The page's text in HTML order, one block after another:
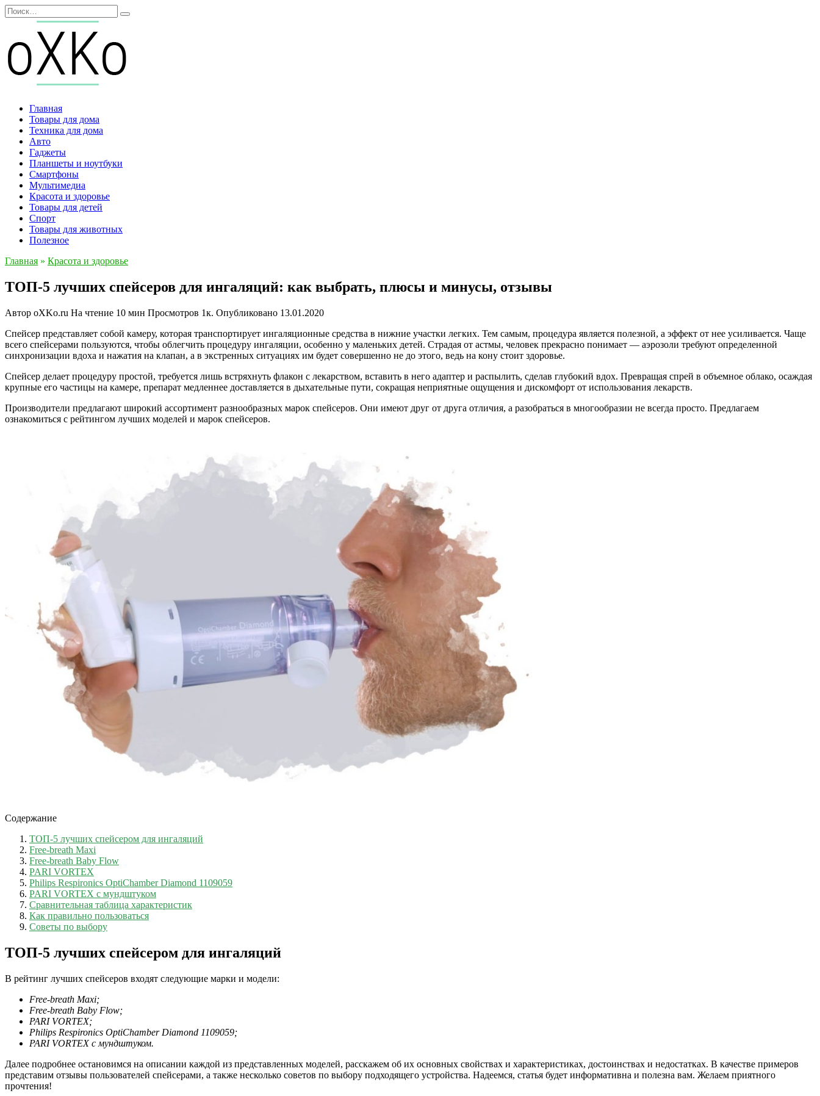
Перейти
к
содержанию
Search
for:
Главная
Товары для дома
Техника для дома
Авто
Гаджеты
Планшеты и ноутбуки
Смартфоны
Мультимедиа
Красота и здоровье
Товары для детей
Спорт
Товары для животных
Полезное
Главная » Красота и здоровье
ТОП-5 лучших спейсеров для ингаляций: как выбрать, плюсы и минусы, отзывы
Автор oXKo.ru На чтение 10 мин Просмотров 1к. Опубликовано 13.01.2020
Спейсер представляет собой камеру, которая транспортирует ингаляционные средства в нижние участки легких. Тем самым, процедура является полезной, а эффект от нее усиливается. Чаще
всего спейсерами пользуются, чтобы облегчить процедуру ингаляции, особенно у маленьких детей. Страдая от астмы, человек прекрасно понимает — аэрозоли требуют определенной
синхронизации вдоха и нажатия на клапан, а в экстренных ситуациях им будет совершенно не до этого, ведь на кону стоит здоровье.
Спейсер делает процедуру простой, требуется лишь встряхнуть флакон с лекарством, вставить в него адаптер и распылить, сделав глубокий вдох. Превращая спрей в объемное облако, осаждая
крупные его частицы на камере, препарат медленнее доставляется в дыхательные пути, сокращая неприятные ощущения и дискомфорт от использования лекарств.
Производители предлагают широкий ассортимент разнообразных марок спейсеров. Они имеют друг от друга отличия, а разобраться в многообразии не всегда просто. Предлагаем
ознакомиться с рейтингом лучших моделей и марок спейсеров.
Содержание
ТОП-5 лучших спейсером для ингаляций
Free-breath Maxi
Free-breath Baby Flow
PARI VORTEX
Philips Respironics OptiChamber Diamond 1109059
PARI VORTEX с мундштуком
Сравнительная таблица характеристик
Как правильно пользоваться
Советы по выбору
ТОП-5 лучших спейсером для ингаляций
В рейтинг лучших спейсеров входят следующие марки и модели:
Free-breath Maxi;
Free-breath Baby Flow;
PARI VORTEX;
Philips Respironics OptiChamber Diamond 1109059;
PARI VORTEX с мундштуком.
Далее подробнее остановимся на описании каждой из представленных моделей, расскажем об их основных свойствах и характеристиках, достоинствах и недостатках. В качестве примеров
представим отзывы пользователей спейсерами, а также несколько советов по выбору подходящего устройства. Надеемся, статья будет информативна и полезна вам. Желаем приятного
прочтения!